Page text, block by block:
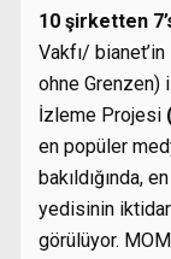
10 şirketten
Vakfı/
ohne Grenzen)
İzleme Projesi
en popüler
bakıldığında,
yedisinin
görülüyor.